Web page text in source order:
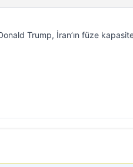
Trump, İran’ın füze